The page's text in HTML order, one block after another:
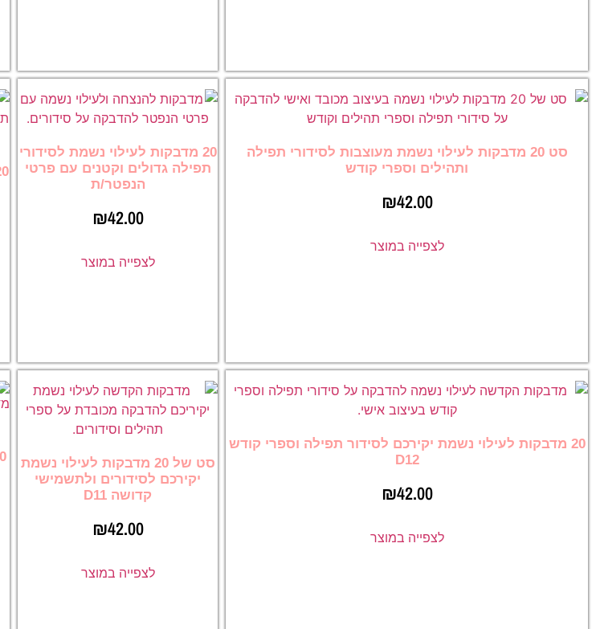
סט 20 מדבקות לעילוי נשמת מעוצבות לסידורי תפילה
ותהילים וספרי קודש
₪42.00
לצפייה במוצר
20 מדבקות לעילוי נשמת לסידורי
תפילה גדולים וקטנים עם פרטי
הנפטר/ת
₪42.00
לצפייה במוצר
20 מדבקות לעילוי נשמת יקירכם לסידור תפילה וספרי קודש
D12
₪42.00
לצפייה במוצר
סט של 20 מדבקות לעילוי נשמת
יקירכם לסידורים ולתשמישי
קדושה D11
₪42.00
לצפייה במוצר